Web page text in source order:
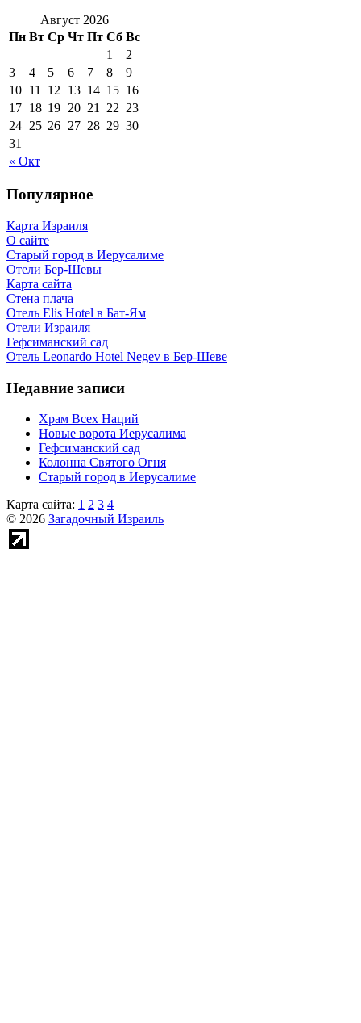
Август 2026
Пн Вт Ср Чт Пт Сб Вс
« Окт
1
2
3
4 5 6 7 8
9
10 11 12 13 14 15 16
17 18 19 20 21 22 23
24 25 26 27 28 29 30
31
Популярное
Карта Израиля
О сайте
Старый город в Иерусалиме
Отели Бер-Шевы
Карта сайта
Стена плача
Отель Elis Hotel в Бат-Ям
Отели Израиля
Гефсиманский сад
Отель Leonardo Hotel Negev в Бер-Шеве
Недавние записи
Храм Всех Наций
Новые ворота Иерусалима
Гефсиманский сад
Колонна Святого Огня
Старый город в Иерусалиме
Карта сайта: 1 2 3 4
© 2026 Загадочный Израиль